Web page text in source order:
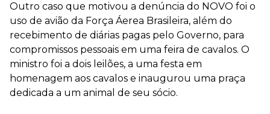
Outro caso que motivou a denúncia do NOVO foi o
uso de avião da Força Áerea Brasileira, além do
recebimento de diárias pagas pelo Governo, para
compromissos pessoais em uma feira de cavalos. O
ministro foi a dois leilões, a uma festa em
homenagem aos cavalos e inaugurou uma praça
dedicada a um animal de seu sócio.